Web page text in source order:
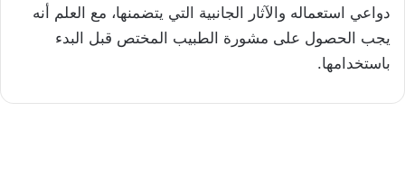
دواعي استعماله والآثار الجانبية التي يتضمنها، مع العلم أنه
يجب الحصول على مشورة الطبيب المختص قبل البدء
باستخدامها.